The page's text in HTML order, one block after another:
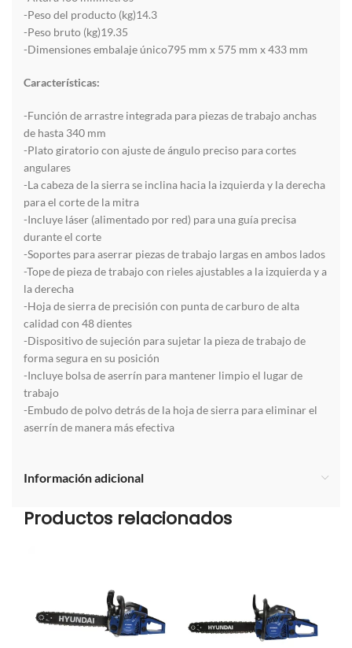
-Peso del producto (kg)14.3
-Peso bruto (kg)19.35
-Dimensiones embalaje único795 mm x 575 mm x 433 mm
Características:
-Función de arrastre integrada para piezas de trabajo anchas
de hasta 340 mm
-Plato giratorio con ajuste de ángulo preciso para cortes
angulares
-La cabeza de la sierra se inclina hacia la izquierda y la derecha
para el corte de la mitra
-Incluye láser (alimentado por red) para una guía precisa
durante el corte
-Soportes para aserrar piezas de trabajo largas en ambos lados
-Tope de pieza de trabajo con rieles ajustables a la izquierda y a
la derecha
-Hoja de sierra de precisión con punta de carburo de alta
calidad con 48 dientes
-Dispositivo de sujeción para sujetar la pieza de trabajo de
forma segura en su posición
-Incluye bolsa de aserrín para mantener limpio el lugar de
trabajo
-Embudo de polvo detrás de la hoja de sierra para eliminar el
aserrín de manera más efectiva
Información adicional
Productos relacionados